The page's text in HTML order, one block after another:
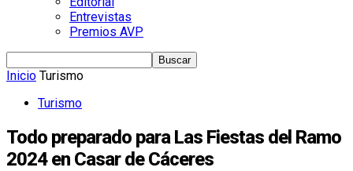
Entrevistas
Premios AVP
Inicio Turismo
Turismo
Todo preparado para Las Fiestas del Ramo
2024 en Casar de Cáceres